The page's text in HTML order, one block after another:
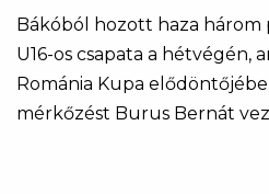
Bákóból hozott haza
U16-os csapata a hétvégén,
Románia Kupa
mérkőzést Burus Bernát